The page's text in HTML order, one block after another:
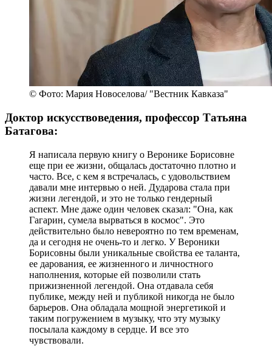
© Фото: Мария Новоселова/ "Вестник Кавказа"
Доктор искусствоведения, профессор Татьяна
Батагова:
Я написала первую книгу о Веронике Борисовне
еще при ее жизни, общалась достаточно плотно и
часто. Все, с кем я встречалась, с удовольствием
давали мне интервью о ней. Дударова стала при
жизни легендой, и это не только гендерный
аспект. Мне даже один человек сказал: "Она, как
Гагарин, сумела вырваться в космос". Это
действительно было невероятно по тем временам,
да и сегодня не очень-то и легко. У Вероники
Борисовны были уникальные свойства ее таланта,
ее дарования, ее жизненного и личностного
наполнения, которые ей позволили стать
прижизненной легендой. Она отдавала себя
публике, между ней и публикой никогда не было
барьеров. Она обладала мощной энергетикой и
таким погружением в музыку, что эту музыку
посылала каждому в сердце. И все это
чувствовали.